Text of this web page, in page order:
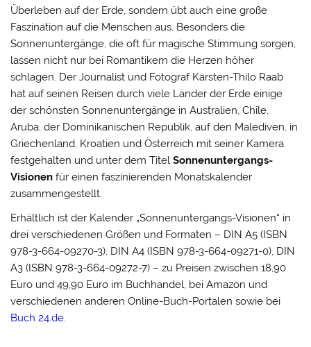
Überleben auf der Erde, sondern übt auch eine große
Faszination auf die Menschen aus. Besonders die
Sonnenuntergänge, die oft für magische Stimmung sorgen,
lassen nicht nur bei Romantikern die Herzen höher
schlagen. Der Journalist und Fotograf Karsten-Thilo Raab
hat auf seinen Reisen durch viele Länder der Erde einige
der schönsten Sonnenuntergänge in Australien, Chile,
Aruba, der Dominikanischen Republik, auf den Malediven, in
Griechenland, Kroatien und Österreich mit seiner Kamera
festgehalten und unter dem TitelSonnenuntergangs-
Visionen für einen faszinierenden Monatskalender
zusammengestellt.
Erhältlich ist der Kalender „Sonnenuntergangs-Visionen“ in
drei verschiedenen Größen und Formaten – DIN A5 (ISBN
978-3-664-09270-3), DIN A4 (ISBN 978-3-664-09271-0), DIN
A3 (ISBN 978-3-664-09272-7) – zu Preisen zwischen 18,90
Euro und 49,90 Euro im Buchhandel, bei Amazon und
verschiedenen anderen Online-Buch-Portalen sowie bei
Buch 24.de.